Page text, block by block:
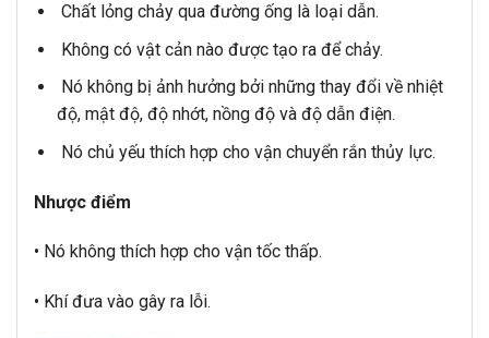
Chất lỏng chảy qua đường ống là loại dẫn.
Không có vật cản nào được tạo ra để chảy.
Nó không bị ảnh hưởng bởi những thay đổi về nhiệt
độ, mật độ, độ nhớt, nồng độ và độ dẫn điện.
Nó chủ yếu thích hợp cho vận chuyển rắn thủy lực.
Nhược điểm
• Nó không thích hợp cho vận tốc thấp.
• Khí đưa vào gây ra lỗi.